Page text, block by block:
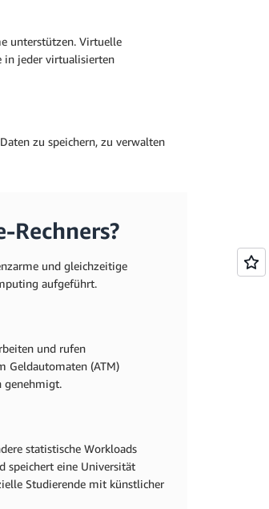
unterstützen. Virtuelle
in jeder virtualisierten
zu speichern, zu verwalten
Rechners?
und gleichzeitige
aufgeführt.
und rufen
Geldautomaten (ATM)
genehmigt.
statistische Workloads
speichert eine Universität
Studierende mit künstlicher